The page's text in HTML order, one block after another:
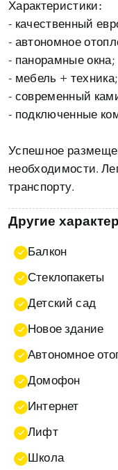
Характеристики:
- качественный
- автономное
- панорамные окна;
- мебель + техника;
- современный
- подключенные
Успешное
необходимости.
транспорту.
Другие
Балкон
Стеклопакеты
Детский сад
Новое здание
Автономное
Домофон
Интернет
Лифт
Школа